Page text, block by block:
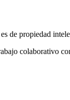
de propiedad
colaborativo